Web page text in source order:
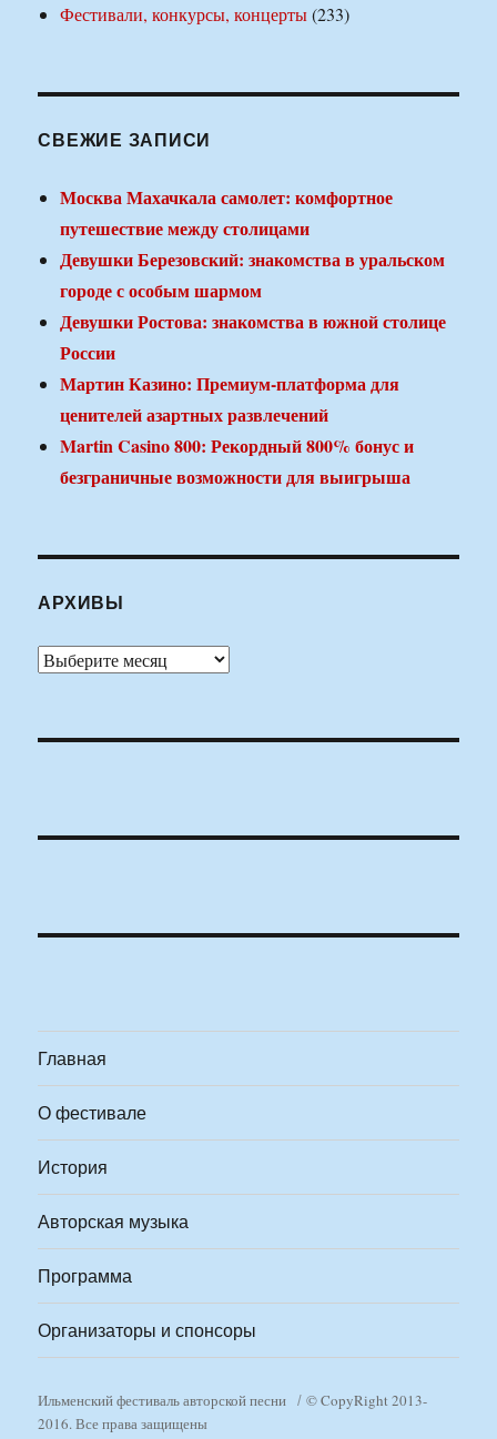
Фестивали, конкурсы, концерты(233)
СВЕЖИЕ ЗАПИСИ
Москва Махачкала самолет: комфортное
путешествие между столицами
Девушки Березовский: знакомства в уральском
городе с особым шармом
Девушки Ростова: знакомства в южной столице
России
Мартин Казино: Премиум-платформа для
ценителей азартных развлечений
Martin Casino 800: Рекордный 800% бонус и
безграничные возможности для выигрыша
АРХИВЫ
Архивы
Главная
О фестивале
История
Авторская музыка
Программа
Организаторы и спонсоры
Ильменский фестиваль авторской песни
© CopyRight 2013-
2016. Все права защищены